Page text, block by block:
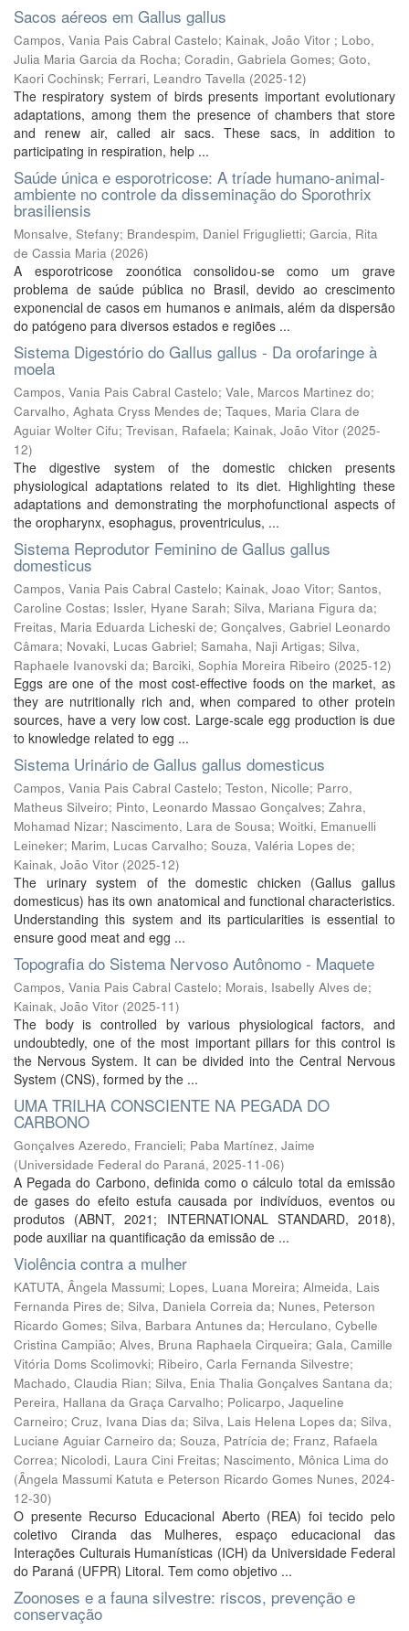
Sacos aéreos em Gallus gallus
Campos, Vania Pais Cabral Castelo; Kainak, João Vitor ; Lobo,
Julia Maria Garcia da Rocha; Coradin, Gabriela Gomes; Goto,
Kaori Cochinsk; Ferrari, Leandro Tavella (2025-12)
The respiratory system of birds presents important evolutionary
adaptations, among them the presence of chambers that store
and renew air, called air sacs. These sacs, in addition to
participating in respiration, help ...
Saúde única e esporotricose: A tríade humano-animal-
ambiente no controle da disseminação do Sporothrix
brasiliensis
Monsalve, Stefany; Brandespim, Daniel Friguglietti; Garcia, Rita
de Cassia Maria (2026)
A esporotricose zoonótica consolidou-se como um grave
problema de saúde pública no Brasil, devido ao crescimento
exponencial de casos em humanos e animais, além da dispersão
do patógeno para diversos estados e regiões ...
Sistema Digestório do Gallus gallus - Da orofaringe à
moela
Campos, Vania Pais Cabral Castelo; Vale, Marcos Martinez do;
Carvalho, Aghata Cryss Mendes de; Taques, Maria Clara de
Aguiar Wolter Cifu; Trevisan, Rafaela; Kainak, João Vitor (2025-
12)
The digestive system of the domestic chicken presents
physiological adaptations related to its diet. Highlighting these
adaptations and demonstrating the morphofunctional aspects of
the oropharynx, esophagus, proventriculus, ...
Sistema Reprodutor Feminino de Gallus gallus
domesticus
Campos, Vania Pais Cabral Castelo; Kainak, Joao Vitor; Santos,
Caroline Costas; Issler, Hyane Sarah; Silva, Mariana Figura da;
Freitas, Maria Eduarda Licheski de; Gonçalves, Gabriel Leonardo
Câmara; Novaki, Lucas Gabriel; Samaha, Naji Artigas; Silva,
Raphaele Ivanovski da; Barciki, Sophia Moreira Ribeiro (2025-12)
Eggs are one of the most cost-effective foods on the market, as
they are nutritionally rich and, when compared to other protein
sources, have a very low cost. Large-scale egg production is due
to knowledge related to egg ...
Sistema Urinário de Gallus gallus domesticus
Campos, Vania Pais Cabral Castelo; Teston, Nicolle; Parro,
Matheus Silveiro; Pinto, Leonardo Massao Gonçalves; Zahra,
Mohamad Nizar; Nascimento, Lara de Sousa; Woitki, Emanuelli
Leineker; Marim, Lucas Carvalho; Souza, Valéria Lopes de;
Kainak, João Vitor (2025-12)
The urinary system of the domestic chicken (Gallus gallus
domesticus) has its own anatomical and functional characteristics.
Understanding this system and its particularities is essential to
ensure good meat and egg ...
Topografia do Sistema Nervoso Autônomo - Maquete
Campos, Vania Pais Cabral Castelo; Morais, Isabelly Alves de;
Kainak, João Vitor (2025-11)
The body is controlled by various physiological factors, and
undoubtedly, one of the most important pillars for this control is
the Nervous System. It can be divided into the Central Nervous
System (CNS), formed by the ...
UMA TRILHA CONSCIENTE NA PEGADA DO
CARBONO
Gonçalves Azeredo, Francieli; Paba Martínez, Jaime
(Universidade Federal do Paraná, 2025-11-06)
A Pegada do Carbono, definida como o cálculo total da emissão
de gases do efeito estufa causada por indivíduos, eventos ou
produtos (ABNT, 2021; INTERNATIONAL STANDARD, 2018),
pode auxiliar na quantificação da emissão de ...
Violência contra a mulher
KATUTA, Ângela Massumi; Lopes, Luana Moreira; Almeida, Lais
Fernanda Pires de; Silva, Daniela Correia da; Nunes, Peterson
Ricardo Gomes; Silva, Barbara Antunes da; Herculano, Cybelle
Cristina Campião; Alves, Bruna Raphaela Cirqueira; Gala, Camille
Vitória Doms Scolimovki; Ribeiro, Carla Fernanda Silvestre;
Machado, Claudia Rian; Silva, Enia Thalia Gonçalves Santana da;
Pereira, Hallana da Graça Carvalho; Policarpo, Jaqueline
Carneiro; Cruz, Ivana Dias da; Silva, Lais Helena Lopes da; Silva,
Luciane Aguiar Carneiro da; Souza, Patrícia de; Franz, Rafaela
Correa; Nicolodi, Laura Cini Freitas; Nascimento, Mônica Lima do
(Ângela Massumi Katuta e Peterson Ricardo Gomes Nunes, 2024-
12-30)
O presente Recurso Educacional Aberto (REA) foi tecido pelo
coletivo Ciranda das Mulheres, espaço educacional das
Interações Culturais Humanísticas (ICH) da Universidade Federal
do Paraná (UFPR) Litoral. Tem como objetivo ...
Zoonoses e a fauna silvestre: riscos, prevenção e
conservação